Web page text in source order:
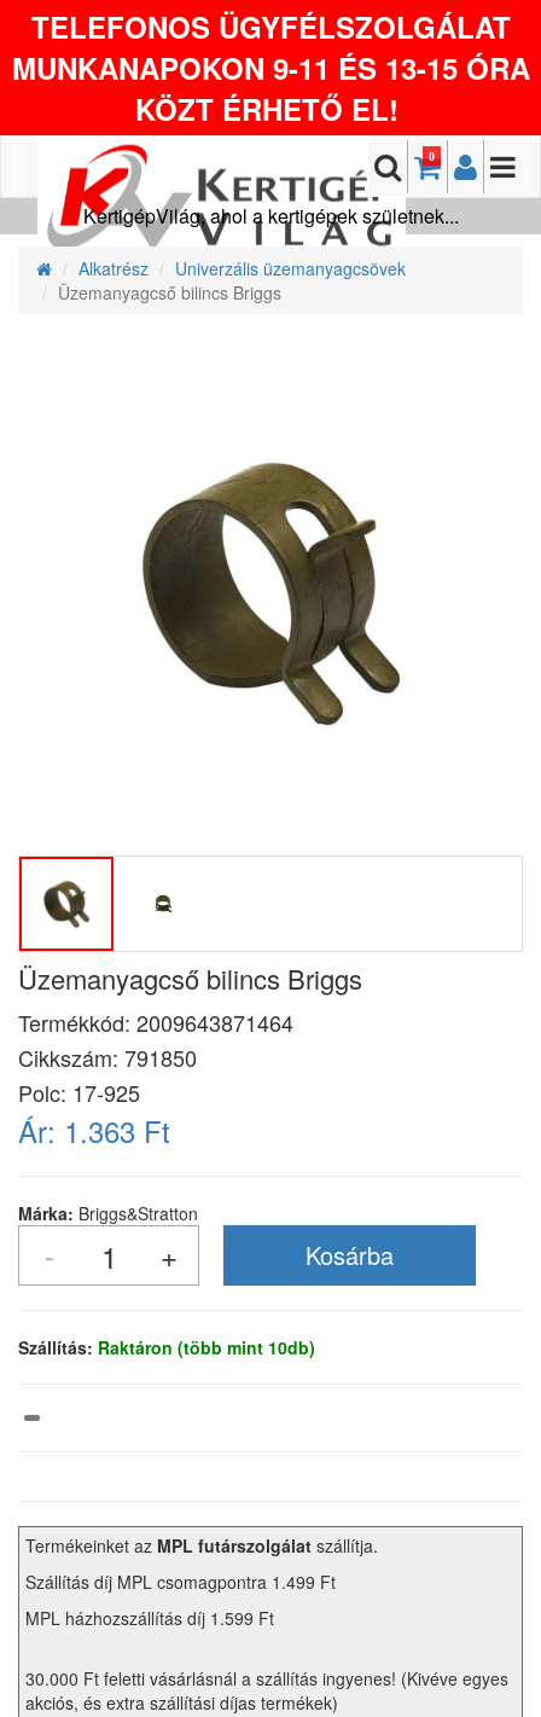
TELEFONOS ÜGYFÉLSZOLGÁLAT
MUNKANAPOKON 9-11 ÉS 13-15 ÓRA
KÖZT ÉRHETŐ EL!
0
KertigépVilág, ahol a kertigépek születnek...
Alkatrész
Univerzális üzemanyagcsövek
Üzemanyagcső bilincs Briggs
Üzemanyagcső bilincs Briggs
Termékkód: 2009643871464
Cikkszám: 791850
Polc: 17-925
Ár: 1.363 Ft
Márka: Briggs&Stratton
Szállítás: Raktáron (több mint 10db)
Termékeinket az MPL futárszolgálat szállítja.
Szállítás díj MPL csomagpontra 1.499 Ft
MPL házhozszállítás díj 1.599 Ft
30.000 Ft feletti vásárlásnál a szállítás ingyenes! (Kivéve egyes
akciós, és extra szállítási díjas termékek)